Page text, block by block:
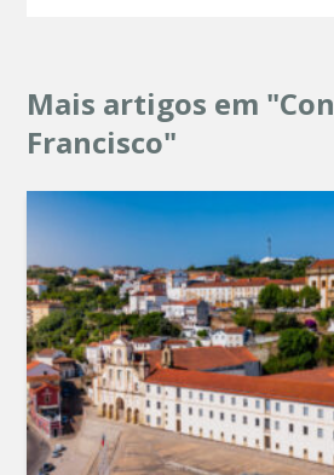
Mais artigos em
Francisco"